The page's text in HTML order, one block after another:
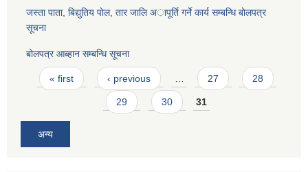
जस्ता पाता, बिद्युतिय पाेल, तार जालि अापूर्ति गर्ने कार्य सम्बन्धि बाेलपत्र
सूचना
बोलपत्र आब्हान सम्बन्धि सूचना
Pages
« first ‹ previous … 27 28
29 30 31
अन्य